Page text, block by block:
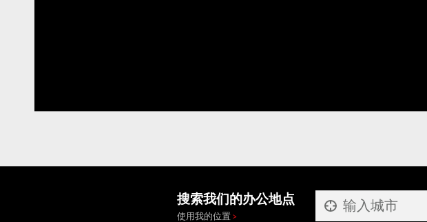
搜索我们的办公地点
使用我的位置